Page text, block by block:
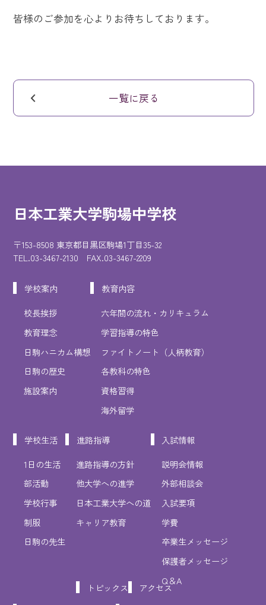
皆様のご参加を心よりお待ちしております。
一覧に戻る
日本工業大学駒場中学校
〒153-8508 東京都目黒区駒場1丁目35-32
TEL.03-3467-2130 FAX.03-3467-2209
学校案内
校長挨拶
教育理念
日駒ハニカム構想
日駒の歴史
施設案内
教育内容
六年間の流れ・カリキュラム
学習指導の特色
ファイトノート（人柄教育）
各教科の特色
資格習得
海外留学
学校生活
1日の生活
部活動
学校行事
制服
日駒の先生
進路指導
進路指導の方針
他大学への進学
日本工業大学への道
キャリア教育
入試情報
説明会情報
外部相談会
入試要項
学費
卒業生メッセージ
保護者メッセージ
Q＆A
トピックス
アクセス